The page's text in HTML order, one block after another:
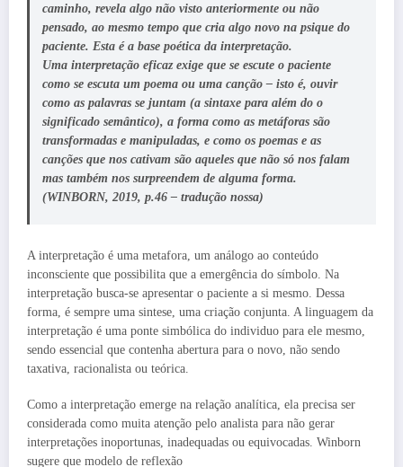
caminho, revela algo não visto anteriormente ou não
pensado, ao mesmo tempo que cria algo novo na psique do
paciente. Esta é a base poética da interpretação.
Uma interpretação eficaz exige que se escute o paciente
como se escuta um poema ou uma canção – isto é, ouvir
como as palavras se juntam (a sintaxe para além do o
significado semântico), a forma como as metáforas são
transformadas e manipuladas, e como os poemas e as
canções que nos cativam são aqueles que não só nos falam
mas também nos surpreendem de alguma forma.
(WINBORN, 2019, p.46 – tradução nossa)
A interpretação é uma metafora, um análogo ao conteúdo
inconsciente que possibilita que a emergência do símbolo. Na
interpretação busca-se apresentar o paciente a si mesmo. Dessa
forma, é sempre uma sintese, uma criação conjunta. A linguagem da
interpretação é uma ponte simbólica do individuo para ele mesmo,
sendo essencial que contenha abertura para o novo, não sendo
taxativa, racionalista ou teórica.
Como a interpretação emerge na relação analítica, ela precisa ser
considerada como muita atenção pelo analista para não gerar
interpretações inoportunas, inadequadas ou equivocadas. Winborn
sugere que modelo de reflexão